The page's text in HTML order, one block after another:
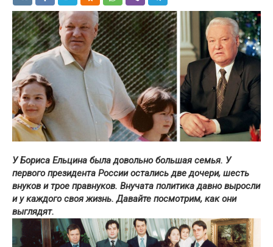
У Бориса Ельцина была довольно большая семья. У
первого президента России остались две дочери, шесть
внуков и трое правнуков. Внучата политика давно выросли
и у каждого своя жизнь. Давайте посмотрим, как они
выглядят.